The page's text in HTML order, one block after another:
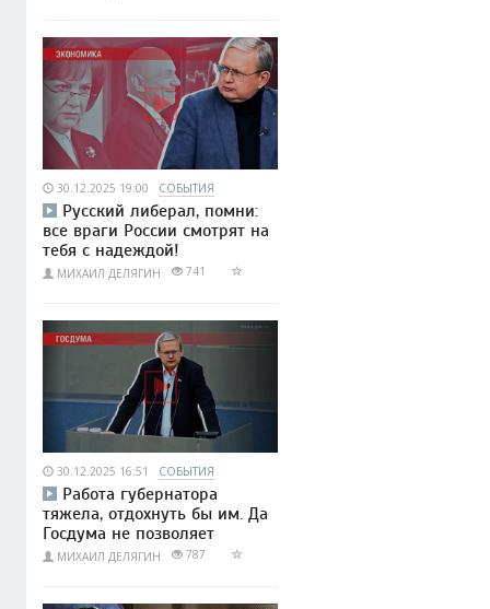
30.12.2025 19:00 СОБЫТИЯ
Русский либерал, помни:
все враги России смотрят на
тебя с надеждой!
МИХАИЛ ДЕЛЯГИН 741
30.12.2025 16:51 СОБЫТИЯ
Работа губернатора
тяжела, отдохнуть бы им. Да
Госдума не позволяет
МИХАИЛ ДЕЛЯГИН 787